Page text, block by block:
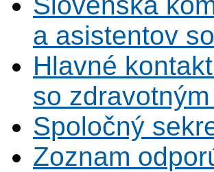
a asistentov
Hlavné
so
Spoločný
Zoznam